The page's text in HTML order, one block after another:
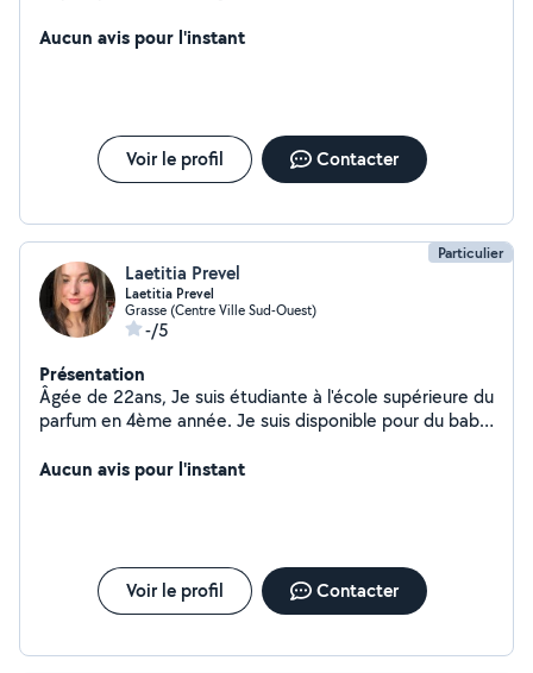
Animatrice dans une école primaire/maternelle, je vous
trouverez toutes les recommandations de parents si
besoin. À bientôt, Saliha à votre service.
Aucun avis pour l'instant
Voir le profil Contacter
Particulier
Laetitia Prevel
Laetitia Prevel
Grasse (Centre Ville Sud-Ouest)
-/5
Présentation
Âgée de 22ans, Je suis étudiante à l'école supérieure du
parfum en 4ème année. Je suis disponible pour du baby-
Aucun avis pour l'instant
Voir le profil Contacter